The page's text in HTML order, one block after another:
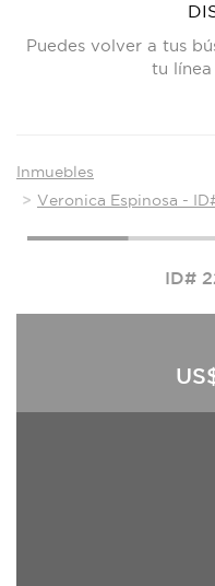
Puedes volver a tus
tu
Inmuebles
Veronica Espinosa -
ID#